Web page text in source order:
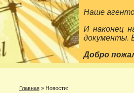
Наше
И наконец
документы.
Добро
Главная» Новости: